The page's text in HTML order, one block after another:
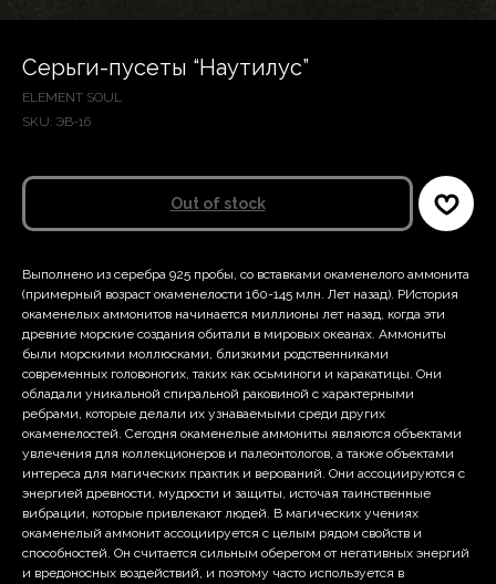
Серьги-пусеты “Наутилус”
ELEMENT SOUL
SKU: ЭВ-16
Out of stock
Выполнено из серебра 925 пробы, со вставками окаменелого аммонита
(примерный возраст окаменелости 160-145 млн. Лет назад). РИстория
окаменелых аммонитов начинается миллионы лет назад, когда эти
древние морские создания обитали в мировых океанах. Аммониты
были морскими моллюсками, близкими родственниками
современных головоногих, таких как осьминоги и каракатицы. Они
обладали уникальной спиральной раковиной с характерными
ребрами, которые делали их узнаваемыми среди других
окаменелостей. Сегодня окаменелые аммониты являются объектами
увлечения для коллекционеров и палеонтологов, а также объектами
интереса для магических практик и верований. Они ассоциируются с
энергией древности, мудрости и защиты, источая таинственные
вибрации, которые привлекают людей. В магических учениях
окаменелый аммонит ассоциируется с целым рядом свойств и
способностей. Он считается сильным оберегом от негативных энергий
и вредоносных воздействий, и поэтому часто используется в